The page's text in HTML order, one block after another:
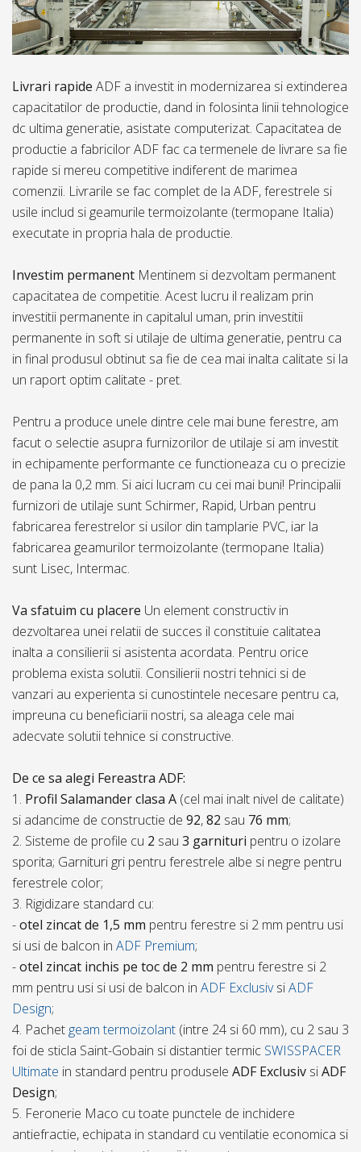
Livrari rapide ADF a investit in modernizarea si extinderea
capacitatilor de productie, dand in folosinta linii tehnologice
dc ultima generatie, asistate computerizat. Capacitatea de
productie a fabricilor ADF fac ca termenele de livrare sa fie
rapide si mereu competitive indiferent de marimea
comenzii. Livrarile se fac complet de la ADF, ferestrele si
usile includ si geamurile termoizolante (termopane Italia)
executate in propria hala de productie.
Investim permanent Mentinem si dezvoltam permanent
capacitatea de competitie. Acest lucru il realizam prin
investitii permanente in capitalul uman, prin investitii
permanente in soft si utilaje de ultima generatie, pentru ca
in final produsul obtinut sa fie de cea mai inalta calitate si la
un raport optim calitate - pret.
Pentru a produce unele dintre cele mai bune ferestre, am
facut o selectie asupra furnizorilor de utilaje si am investit
in echipamente performante ce functioneaza cu o precizie
de pana la 0,2 mm. Si aici lucram cu cei mai buni! Principalii
furnizori de utilaje sunt Schirmer, Rapid, Urban pentru
fabricarea ferestrelor si usilor din tamplarie PVC, iar la
fabricarea geamurilor termoizolante (termopane Italia)
sunt Lisec, Intermac.
Va sfatuim cu placere Un element constructiv in
dezvoltarea unei relatii de succes il constituie calitatea
inalta a consilierii si asistenta acordata. Pentru orice
problema exista solutii. Consilierii nostri tehnici si de
vanzari au experienta si cunostintele necesare pentru ca,
impreuna cu beneficiarii nostri, sa aleaga cele mai
adecvate solutii tehnice si constructive.
De ce sa alegi Fereastra ADF:
1. Profil Salamander clasa A (cel mai inalt nivel de calitate)
si adancime de constructie de 92,82 sau 76 mm;
2. Sisteme de profile cu 2 sau 3 garnituri pentru o izolare
sporita; Garnituri gri pentru ferestrele albe si negre pentru
ferestrele color;
3. Rigidizare standard cu:
-otel zincat de 1,5 mm pentru ferestre si 2 mm pentru usi
si usi de balcon in ADF Premium;
-otel zincat inchis pe toc de 2 mm pentru ferestre si 2
mm pentru usi si usi de balcon in ADF ExclusivsiADF
Design;
4. Pachet geam termoizolant (intre 24 si 60 mm), cu 2 sau 3
foi de sticla Saint-Gobain si distantier termic SWISSPACER
Ultimate in standard pentru produsele ADF Exclusiv siADF
Design;
5. Feronerie Maco cu toate punctele de inchidere
antiefractie, echipata in standard cu ventilatie economica si